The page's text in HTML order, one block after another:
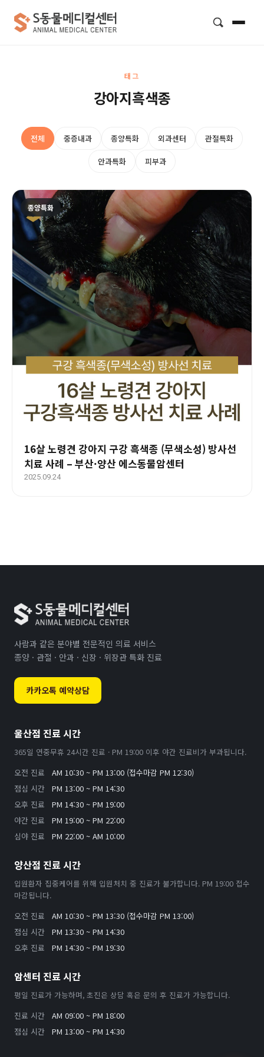
태그
강아지흑색종
전체 중증내과 종양특화 외과센터 관절특화
안과특화 피부과
종양특화
16살 노령견 강아지 구강 흑색종 (무색소성) 방사선
치료 사례 – 부산·양산 에스동물암센터
2025.09.24
사람과 같은 분야별 전문적인 의료 서비스
종양 · 관절 · 안과 · 신장 · 위장관 특화 진료
카카오톡 예약상담
울산점 진료 시간
365일 연중무휴 24시간 진료 · PM 19:00 이후 야간 진료비가 부과됩니다.
오전 진료
AM 10:30 ~ PM 13:00 (접수마감 PM 12:30)
점심 시간
PM 13:00 ~ PM 14:30
오후 진료
PM 14:30 ~ PM 19:00
야간 진료
PM 19:00 ~ PM 22:00
심야 진료
PM 22:00 ~ AM 10:00
양산점 진료 시간
입원환자 집중케어를 위해 입원처치 중 진료가 불가합니다. PM 19:00 접수
마감됩니다.
오전 진료
AM 10:30 ~ PM 13:30 (접수마감 PM 13:00)
점심 시간
PM 13:30 ~ PM 14:30
오후 진료
PM 14:30 ~ PM 19:30
암센터 진료 시간
평일 진료가 가능하며, 초진은 상담 혹은 문의 후 진료가 가능합니다.
진료 시간
AM 09:00 ~ PM 18:00
점심 시간
PM 13:00 ~ PM 14:30